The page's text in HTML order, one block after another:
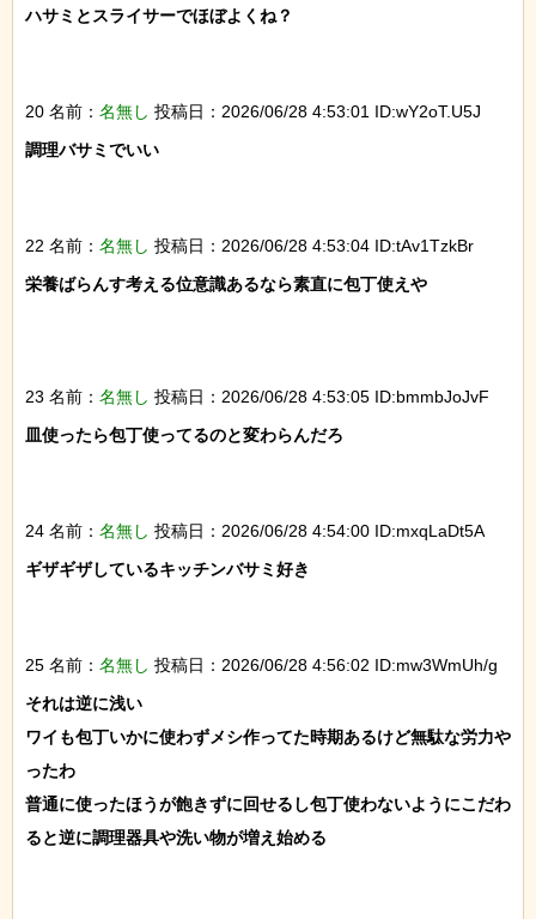
ハサミとスライサーでほぼよくね？
20 名前： 名無し 投稿日：2026/06/28 4:53:01 ID:wY2oT.U5J
調理バサミでいい
22 名前： 名無し 投稿日：2026/06/28 4:53:04 ID:tAv1TzkBr
栄養ばらんす考える位意識あるなら素直に包丁使えや
23 名前： 名無し 投稿日：2026/06/28 4:53:05 ID:bmmbJoJvF
皿使ったら包丁使ってるのと変わらんだろ
24 名前： 名無し 投稿日：2026/06/28 4:54:00 ID:mxqLaDt5A
ギザギザしているキッチンバサミ好き
25 名前： 名無し 投稿日：2026/06/28 4:56:02 ID:mw3WmUh/g
それは逆に浅い
ワイも包丁いかに使わずメシ作ってた時期あるけど無駄な労力や
ったわ
普通に使ったほうが飽きずに回せるし包丁使わないようにこだわ
ると逆に調理器具や洗い物が増え始める